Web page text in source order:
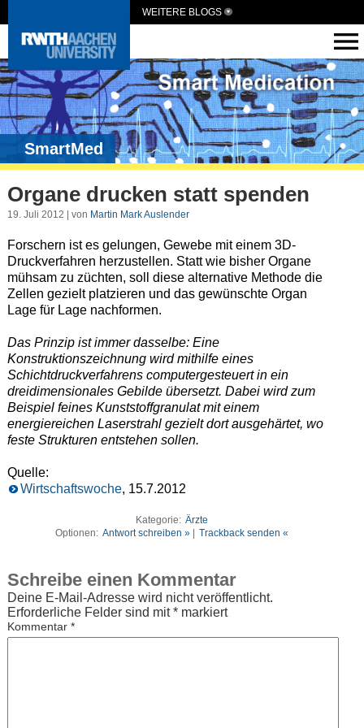
WEITERE BLOGS
SmartMed
Organe drucken statt spenden
19. Juli 2012 | von Martin Mark Auslender
Forschern ist es gelungen, Gewebe mit einem 3D-
Druckverfahren herzustellen. Statt wie bisher Organe
mühsam zu züchten, soll diese alternative Methode die
Zellen gezielt platzieren und das gewünschte Organ
Lage für Lage nachformen.
Das Prinzip ist immer dasselbe: Eine
Konstruktionszeichnung wird mithilfe eines
Schichtdruckverfahrens computergesteuert in ein
dreidimensionales Gebilde übersetzt. Dabei wird zum
Beispiel feines Kunststoffgranulat mit einem
energiereichen Laserstrahl gezielt dort ausgehärtet, wo
feste Strukturen entstehen sollen.
Quelle:
Wirtschaftswoche, 15.7.2012
Kategorie: Ärzte
Optionen: Antwort schreiben » Trackback senden «
Schreibe einen Kommentar
Deine E-Mail-Adresse wird nicht veröffentlicht.
Erforderliche Felder sind mit*markiert
Kommentar *